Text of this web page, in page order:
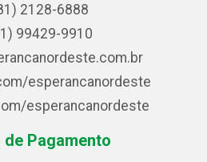
2128-6888
99429-9910
esperancanordeste
esperancanordeste
de Pagamento